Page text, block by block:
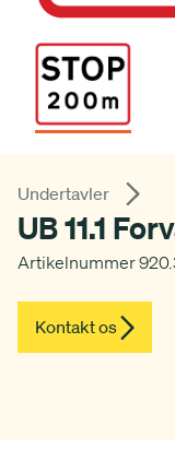
Undertavler
UB 11.1
Artikelnummer
Kontakt os